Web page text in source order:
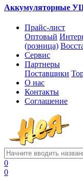
Аккумуляторные
Прайс-лист
Оптовый
(розница)
Сервис
Партнеры
Поставщики
О нас
Контакты
Соглашение
0
0